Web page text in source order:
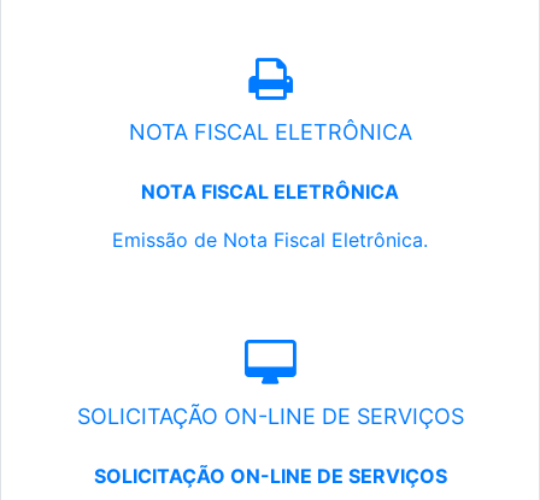
NOTA FISCAL ELETRÔNICA
NOTA FISCAL ELETRÔNICA
Emissão de Nota Fiscal Eletrônica.
SOLICITAÇÃO ON-LINE DE SERVIÇOS
SOLICITAÇÃO ON-LINE DE SERVIÇOS